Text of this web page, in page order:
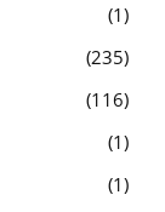
1
235
116
1
1